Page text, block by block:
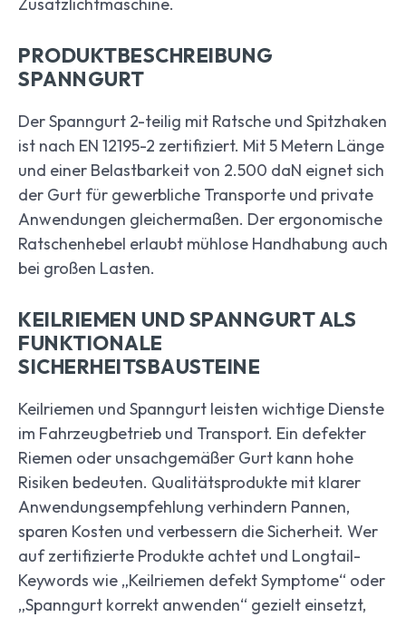
Zusatzlichtmaschine.
PRODUKTBESCHREIBUNG
SPANNGURT
Der Spanngurt 2-teilig mit Ratsche und Spitzhaken
ist nach EN 12195-2 zertifiziert. Mit 5 Metern Länge
und einer Belastbarkeit von 2.500 daN eignet sich
der Gurt für gewerbliche Transporte und private
Anwendungen gleichermaßen. Der ergonomische
Ratschenhebel erlaubt mühlose Handhabung auch
bei großen Lasten.
KEILRIEMEN UND SPANNGURT ALS
FUNKTIONALE
SICHERHEITSBAUSTEINE
Keilriemen und Spanngurt leisten wichtige Dienste
im Fahrzeugbetrieb und Transport. Ein defekter
Riemen oder unsachgemäßer Gurt kann hohe
Risiken bedeuten. Qualitätsprodukte mit klarer
Anwendungsempfehlung verhindern Pannen,
sparen Kosten und verbessern die Sicherheit. Wer
auf zertifizierte Produkte achtet und Longtail-
Keywords wie „Keilriemen defekt Symptome“ oder
„Spanngurt korrekt anwenden“ gezielt einsetzt,